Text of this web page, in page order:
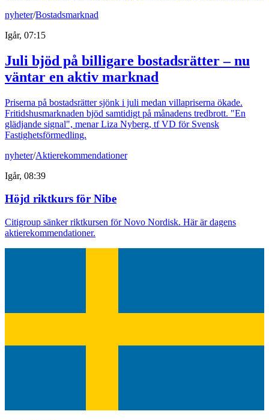
nyheter/Bostadsmarknad
Igår, 07:15
Juli bjöd på billigare bostadsrätter – nu
väntar en aktiv marknad
Priserna på bostadsrätter sjönk i juli medan villapriserna ökade.
Fritidshusmarknaden bjöd samtidigt på månadens tredbrott. "En
glädjande signal", menar Liza Nyberg, tf VD för Svensk
Fastighetsförmedling.
nyheter/Aktierekommendationer
Igår, 08:39
Höjd riktkurs för Nibe
Citigroup sänker riktkursen för Novo Nordisk. Här är dagens
aktierekommendationer.